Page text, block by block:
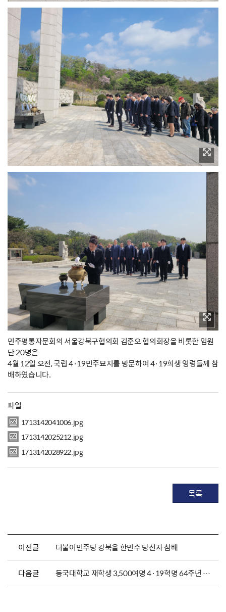
민주평통자문회의 서울강북구협의회 김준오 협의회장을 비롯한 임원
단 20명은
4월 12일 오전, 국립 4·19민주묘지를 방문하여 4·19희생 영령들께 참
배하였습니다.
파일
1713142041006.jpg
1713142025212.jpg
1713142028922.jpg
목록
이전글 더불어민주당 강북을 한민수 당선자 참배
다음글 동국대학교 재학생 3,500여명 4·19혁명 64주년 참배